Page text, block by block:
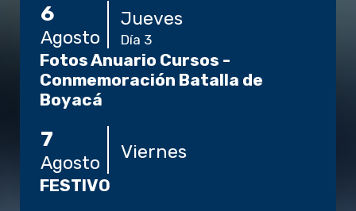
6
Agosto
Jueves
Día 3
Fotos Anuario Cursos -
Conmemoración Batalla de
Boyacá
7
Agosto Viernes
FESTIVO